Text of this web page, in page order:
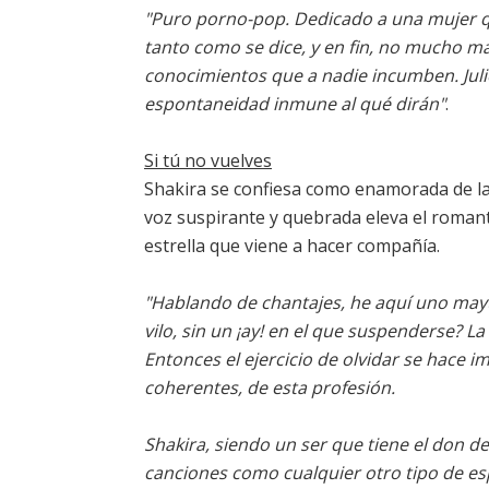
"Puro porno-pop. Dedicado a una mujer
tanto como se dice, y en fin, no mucho
conocimientos que a nadie incumben.
espontaneidad inmune al qué dirán".
Si tú no vuelves
Shakira se confiesa como enamorada de
voz suspirante y quebrada eleva el
estrella que viene a hacer compañía.
"Hablando de chantajes, he aquí uno
vilo, sin un ¡ay! en el que suspenderse?
Entonces el ejercicio de olvidar se hace
coherentes, de esta profesión.
Shakira, siendo un ser que tiene el don
canciones como cualquier otro tipo de